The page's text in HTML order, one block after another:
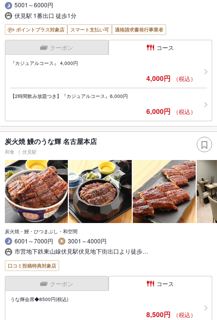
5001～6000円
伏見駅 1番出口 徒歩1分
ポイントプラス対象店 スマート支払い可 適格請求書発行事業者
クーポン コース
『カジュアルコース』 4,000円
4,000円 （税込）
【2時間飲み放題つき】『カジュアルコース』6,000円
6,000円 （税込）
炭火焼 鰻のうな輝 名古屋本店
和食 伏見駅
炭火焼・鰻・ひつまぶし・和空間
6001～7000円
3001～4000円
市営地下鉄東山線伏見駅伏見地下街出口より徒歩…
口コミ投稿特典対象店
クーポン コース
うな輝会席◆8500円(税込)
8,500円 （税込）